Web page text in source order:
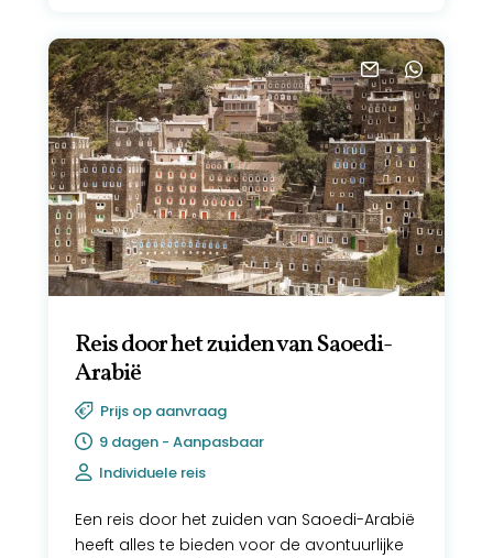
Reis door het zuiden van Saoedi-
Arabië
Prijs op aanvraag
9 dagen - Aanpasbaar
Individuele reis
Een reis door het zuiden van Saoedi-Arabië
heeft alles te bieden voor de avontuurlijke